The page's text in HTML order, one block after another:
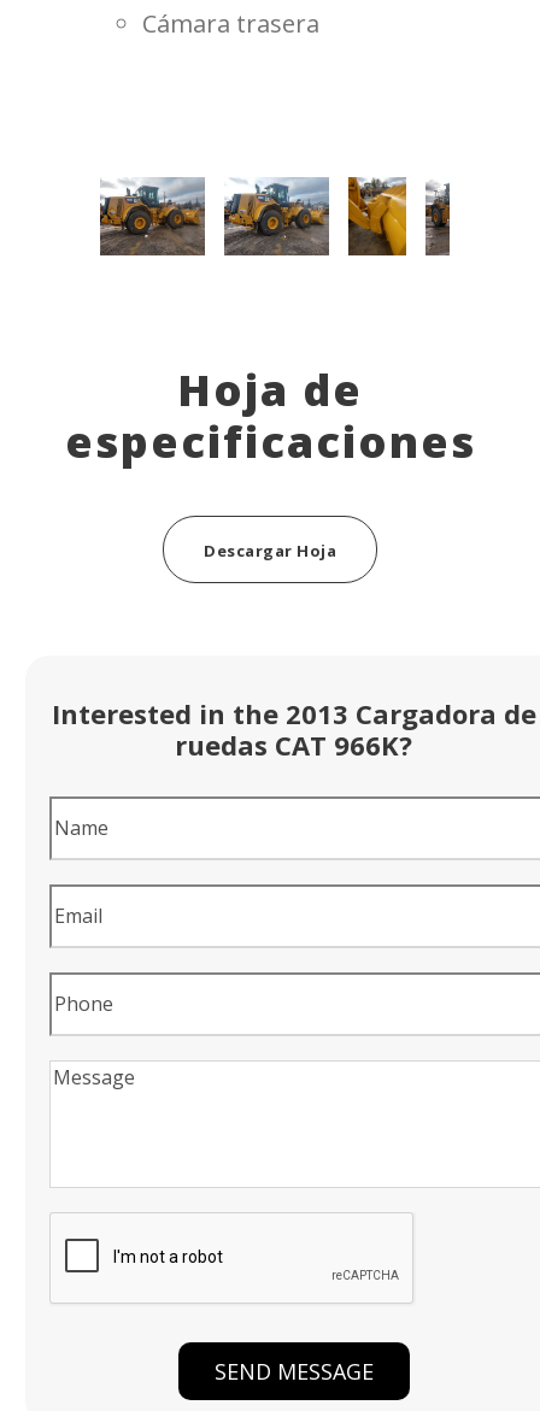
Cámara trasera
Hoja de
especificaciones
Descargar Hoja
Interested in the 2013 Cargadora de
ruedas CAT 966K?